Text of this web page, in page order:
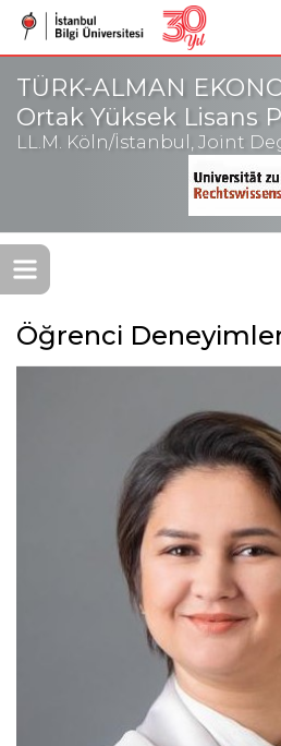
TÜRK-ALMAN
Ortak Yüksek Lisans
LL.M. Köln/İstanbul, Joint
Öğrenci